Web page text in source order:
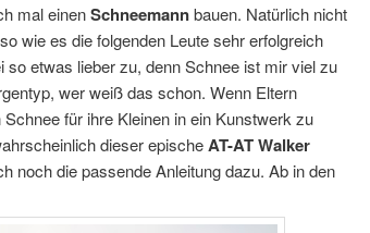
mal einenSchneemannbauen. Natürlich nicht
wie es die folgenden Leute sehr erfolgreich
etwas lieber zu, denn Schnee ist mir viel zu
wer weiß das schon. Wenn Eltern
für ihre Kleinen in ein Kunstwerk zu
dieser epischeAT-AT Walker
noch die passende Anleitung dazu. Ab in den